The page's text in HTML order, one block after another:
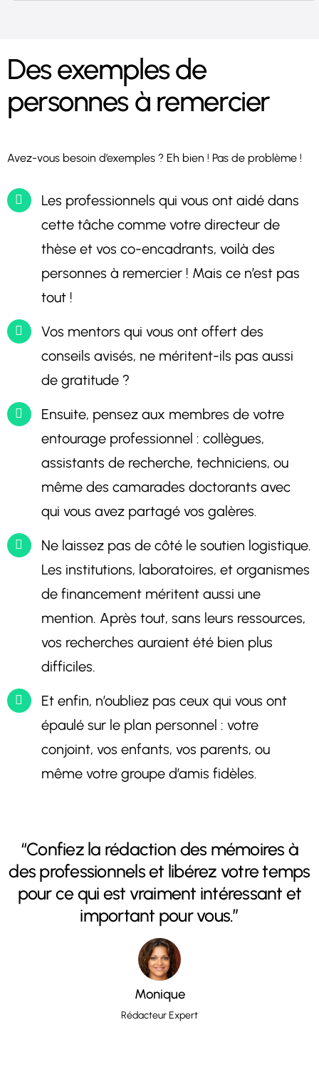
Des exemples de
personnes à remercier
Avez-vous besoin d’exemples ? Eh bien ! Pas de problème !
Les professionnels qui vous ont aidé dans
cette tâche comme votre directeur de
thèse et vos co-encadrants, voilà des
personnes à remercier ! Mais ce n’est pas
tout !
Vos mentors qui vous ont offert des
conseils avisés, ne méritent-ils pas aussi
de gratitude ?
Ensuite, pensez aux membres de votre
entourage professionnel : collègues,
assistants de recherche, techniciens, ou
même des camarades doctorants avec
qui vous avez partagé vos galères.
Ne laissez pas de côté le soutien logistique.
Les institutions, laboratoires, et organismes
de financement méritent aussi une
mention. Après tout, sans leurs ressources,
vos recherches auraient été bien plus
difficiles.
Et enfin, n’oubliez pas ceux qui vous ont
épaulé sur le plan personnel : votre
conjoint, vos enfants, vos parents, ou
même votre groupe d’amis fidèles.
“Confiez la rédaction des mémoires à
des professionnels et libérez votre temps
pour ce qui est vraiment intéressant et
important pour vous.”
Monique
Rédacteur Expert